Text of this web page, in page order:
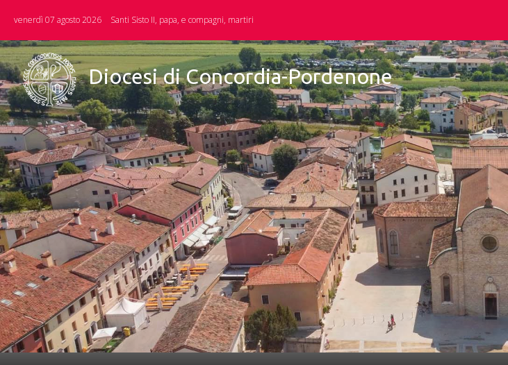
content
venerdì 07 agosto 2026 Santi Sisto II, papa, e compagni, martiri
Diocesi di Concordia-Pordenone